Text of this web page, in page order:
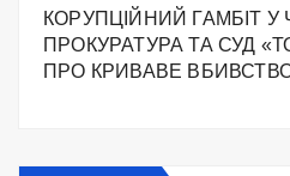
КОРУПЦІЙНИЙ ГАМБІТ У
ПРОКУРАТУРА ТА СУД
ПРО КРИВАВЕ ВБИВСТВО